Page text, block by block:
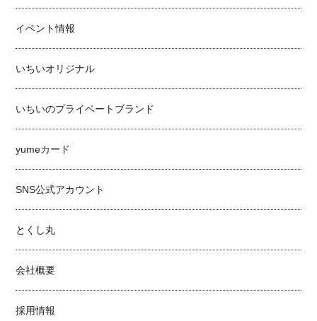
イベント情報
いちいオリジナル
いちいのプライベートブランド
yumeカード
SNS公式アカウント
とくし丸
会社概要
採用情報